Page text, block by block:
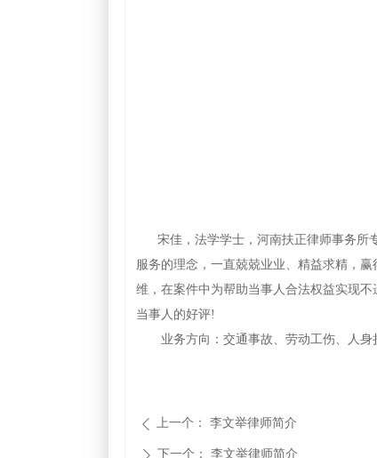
宋佳，法学学士，河南扶正律师事务所
服务的理念，一直兢兢业业、精益求精，
维，在案件中为帮助当事人合法权益实现
当事人的好评!
业务方向：交通事故、劳动工伤、人
ꄴ 上一个： 李文举律师简介
ꄲ 下一个： 李文举律师简介